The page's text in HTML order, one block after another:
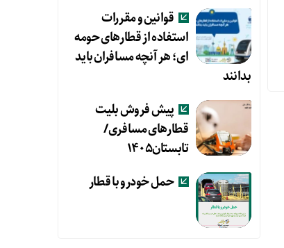
قوانین و مقررات
استفاده از قطارهای حومه
ای؛ هر آنچه مسافران باید
بدانند
پیش فروش بلیت
قطارهای مسافری/
تابستان۱۴۰۵
حمل خودرو با قطار